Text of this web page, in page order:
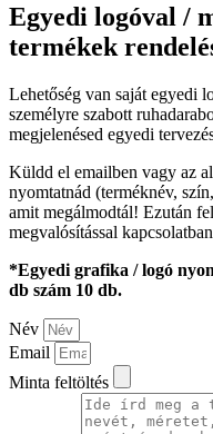
Egyedi logóval /
termékek
Lehetőség van saját egyedi
személyre szabott
megjelenésed egyedi
Küldd el emailben vagy az
nyomtatnád (terméknév,
amit megálmodtál! Ezután
megvalósítással
*Egyedi grafika / logó
db szám 10 db.
Név
Email
Minta feltöltés